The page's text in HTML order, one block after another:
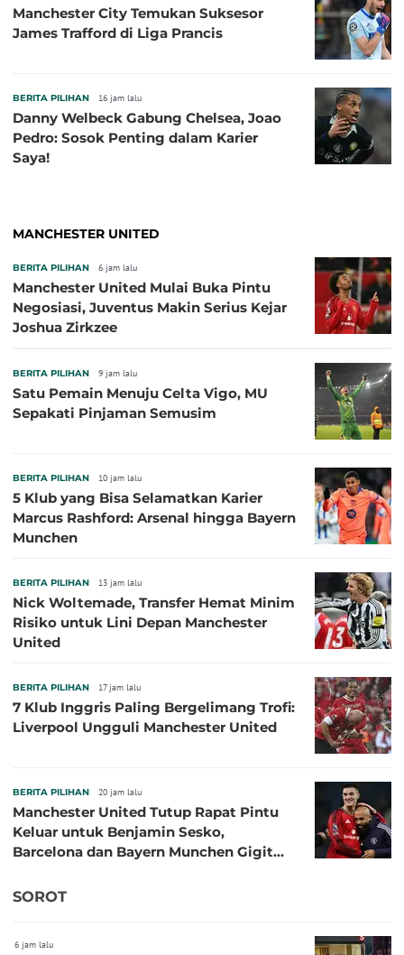
Manchester City Temukan Suksesor
James Trafford di Liga Prancis
BERITA PILIHAN 16 jam lalu
Danny Welbeck Gabung Chelsea, Joao
Pedro: Sosok Penting dalam Karier
Saya!
MANCHESTER UNITED
BERITA PILIHAN 6 jam lalu
Manchester United Mulai Buka Pintu
Negosiasi, Juventus Makin Serius Kejar
Joshua Zirkzee
BERITA PILIHAN 9 jam lalu
Satu Pemain Menuju Celta Vigo, MU
Sepakati Pinjaman Semusim
BERITA PILIHAN 10 jam lalu
5 Klub yang Bisa Selamatkan Karier
Marcus Rashford: Arsenal hingga Bayern
Munchen
BERITA PILIHAN 13 jam lalu
Nick Woltemade, Transfer Hemat Minim
Risiko untuk Lini Depan Manchester
United
BERITA PILIHAN 17 jam lalu
7 Klub Inggris Paling Bergelimang Trofi:
Liverpool Ungguli Manchester United
BERITA PILIHAN 20 jam lalu
Manchester United Tutup Rapat Pintu
Keluar untuk Benjamin Sesko,
Barcelona dan Bayern Munchen Gigit
SOROT
6 jam lalu